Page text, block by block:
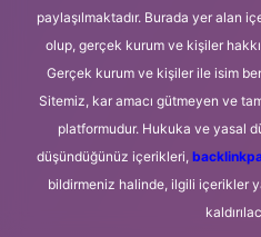
paylaşılmaktadır. Burada yer alan
olup, gerçek kurum ve kişiler
Gerçek kurum ve kişiler ile isim
Sitemiz, kar amacı gütmeyen ve
platformudur. Hukuka ve yasal
düşündüğünüz içerikleri,
bildirmeniz halinde, ilgili içerikler